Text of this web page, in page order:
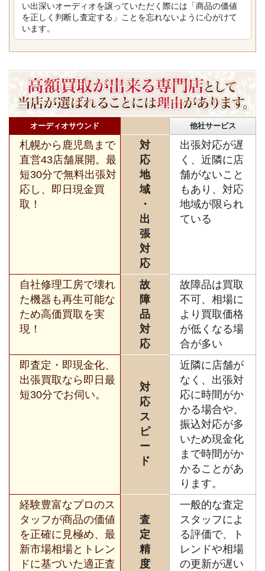
い出深いオーディオを譲っていただく際には「商品の価値
を正しく判断し査定する」ことを忘れないように心がけて
います。
オーディオサウンド 他社サービス
札幌から鹿児島まで
直営43店舗展開。最
短30分で無料出張対
応し、即日現金買
取！
対
応
地
域
・
出
張
対
応
出張対応が遅
く、近隣に店
舗がないこと
もあり、対応
地域が限られ
ている
自社修理工房で壊れ
た機器も再生可能な
ため高価買取を実
現！
故
障
品
対
応
故障品は買取
不可、相場に
より買取価格
が低くなる場
合が多い
即査定・即現金化、
出張買取なら即日最
短30分でお伺い。
対
応
ス
ピ
ー
ド
近隣に店舗が
なく、出張対
応に時間がか
かる場合や、
振込対応が多
いため現金化
まで時間がか
かることがあ
ります。
経験豊富なプロのス
タッフが商品の価値
を正確に見極め、最
新市場相場とトレン
ドに基づいた適正査
査
定
精
度
一般的な査定
スタッフによ
る評価で、ト
レンドや相場
の更新が遅い